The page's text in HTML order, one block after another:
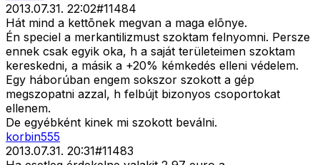
2013.07.31. 22:02#11484
Hát mind a kettõnek megvan a maga elõnye.
Én speciel a merkantilizmust szoktam felnyomni. Persze
ennek csak egyik oka, h a saját területeimen szoktam
kereskedni, a másik a +20% kémkedés elleni védelem.
Egy háborúban engem sokszor szokott a gép
megszopatni azzal, h felbújt bizonyos csoportokat
ellenem.
De egyébként kinek mi szokott beválni.
korbin555
2013.07.31. 20:31#11483